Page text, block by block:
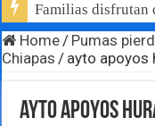
Familias disfrutan
Home/ Pumas
Chiapas / ayto apoyos
ayto apoyos